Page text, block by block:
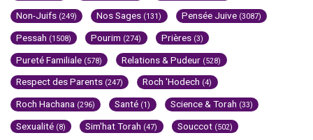
Non-Juifs (249) Nos Sages (131) Pensée Juive (3087)
Pessah (1508) Pourim (274) Prières (3)
Pureté Familiale (578) Relations & Pudeur (528)
Respect des Parents (247) Roch 'Hodech (4)
Roch Hachana (296) Santé (1) Science & Torah (33)
Sexualité (8) Sim'hat Torah (47) Souccot (502)